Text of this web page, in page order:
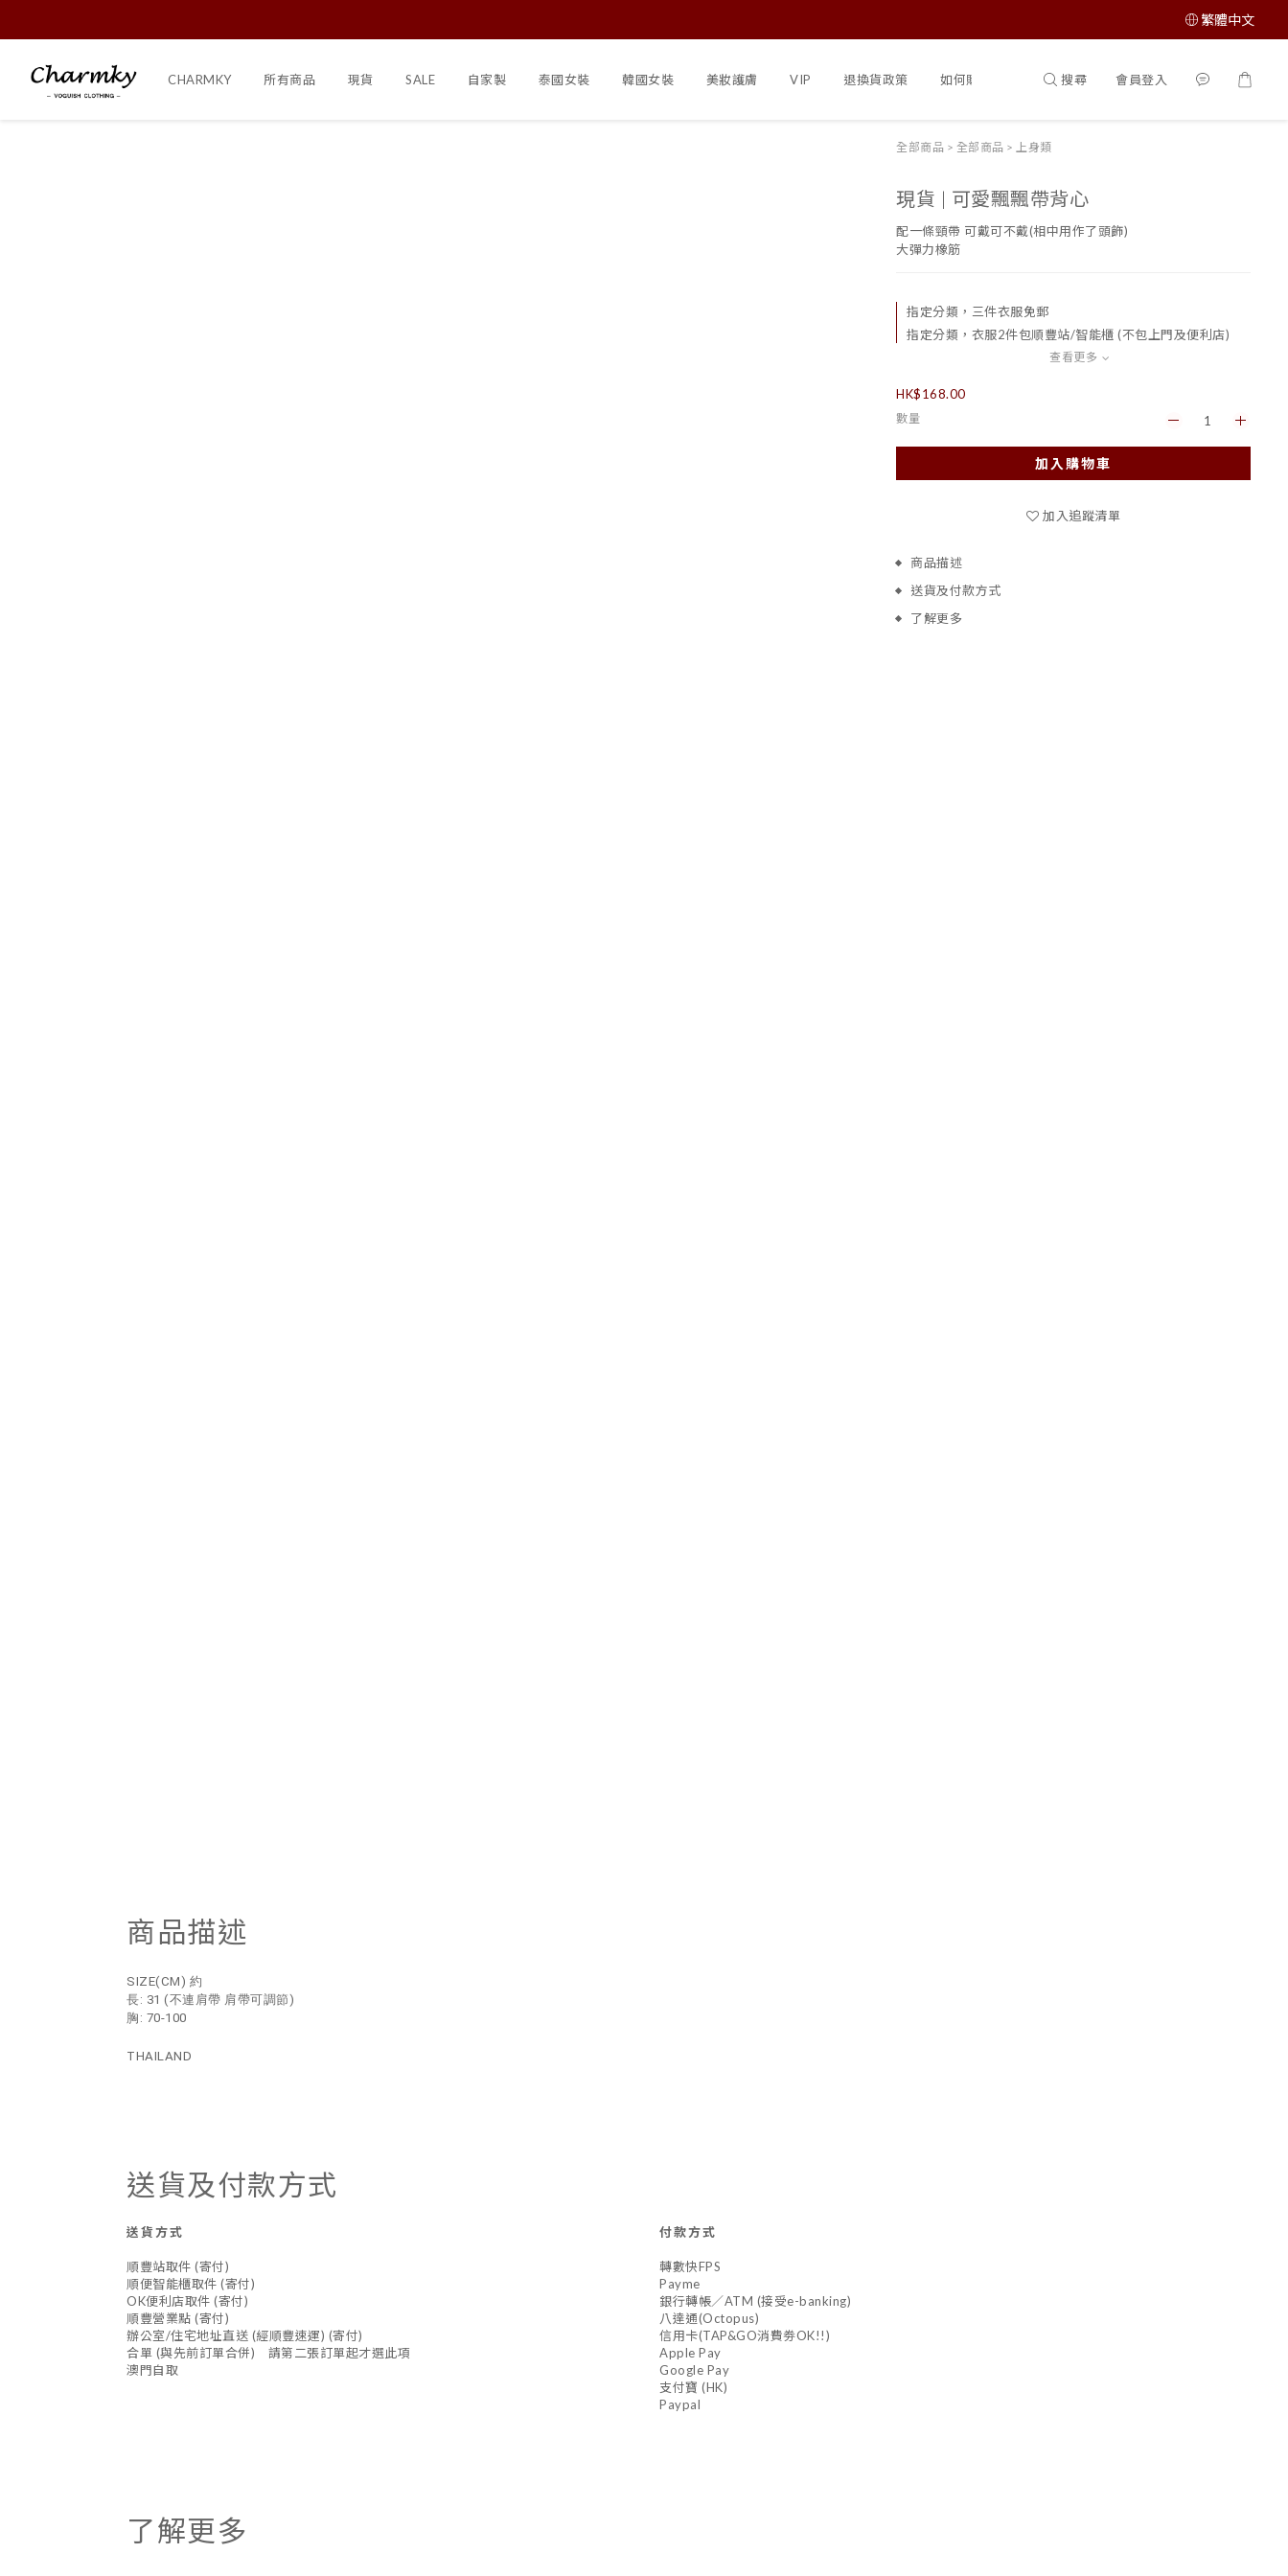
繁體中文
CHARMKY 所有商品 現貨 SALE 自家製 泰國女裝 韓國女裝 美妝護膚 VIP 退換貨政策 如何購買 搜尋 會員登入
全部商品 > 全部商品 > 上身類
現貨 | 可愛飄飄帶背心
配一條頸帶 可戴可不戴(相中用作了頭飾)
大彈力橡筋
指定分類，三件衣服免郵
指定分類，衣服2件包順豐站/智能櫃 (不包上門及便利店)
查看更多
HK$168.00
數量
加入購物車
加入追蹤清單
商品描述
送貨及付款方式
了解更多
商品描述
SIZE(CM) 約
長: 31 (不連肩帶 肩帶可調節)
胸: 70-100
THAILAND
送貨及付款方式
送貨方式
順豐站取件 (寄付)
順便智能櫃取件 (寄付)
OK便利店取件 (寄付)
順豐營業點 (寄付)
辦公室/住宅地址直送 (經順豐速運) (寄付)
合單 (與先前訂單合併) 請第二張訂單起才選此項
澳門自取
付款方式
轉數快FPS
Payme
銀行轉帳／ATM (接受e-banking)
八達通(Octopus)
信用卡(TAP&GO消費劵OK!!)
Apple Pay
Google Pay
支付寶 (HK)
Paypal
了解更多